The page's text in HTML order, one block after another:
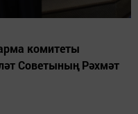
комитеты
Советының Рәхмәт